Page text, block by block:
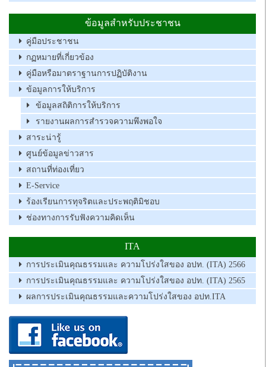
ข้อมูลสำหรับประชาชน
คู่มือประชาชน
กฏหมายที่เกี่ยวข้อง
คู่มือหรือมาตราฐานการปฏิบัติงาน
ข้อมูลการให้บริการ
ข้อมูลสถิติการให้บริการ
รายงานผลการสำรวจความพึงพอใจ
สาระน่ารู้
ศูนย์ข้อมูลข่าวสาร
สถานที่ท่องเที่ยว
E-Service
ร้องเรียนการทุจริตและประพฤติมิชอบ
ช่องทางการรับฟังความคิดเห็น
ITA
การประเมินคุณธรรมและ ความโปร่งใสของ อปท. (ITA) 2566
การประเมินคุณธรรมและ ความโปร่งใสของ อปท. (ITA) 2565
ผลการประเมินคุณธรรมและความโปร่งใสของ อปท.ITA